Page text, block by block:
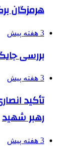
هرمزگان
3 هفته پیش
بررسی
3 هفته پیش
تأکید
رهبر شهید
3 هفته پیش